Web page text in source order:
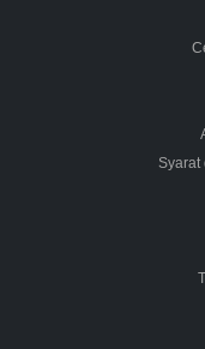
Syarat